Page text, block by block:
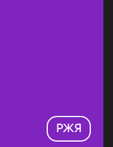
РЖЯ